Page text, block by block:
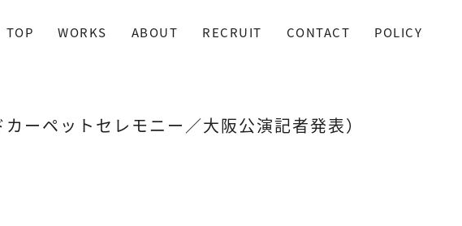
TOP WORKS ABOUT RECRUIT CONTACT POLICY
ーペットセレモニー／大阪公演記者発表）